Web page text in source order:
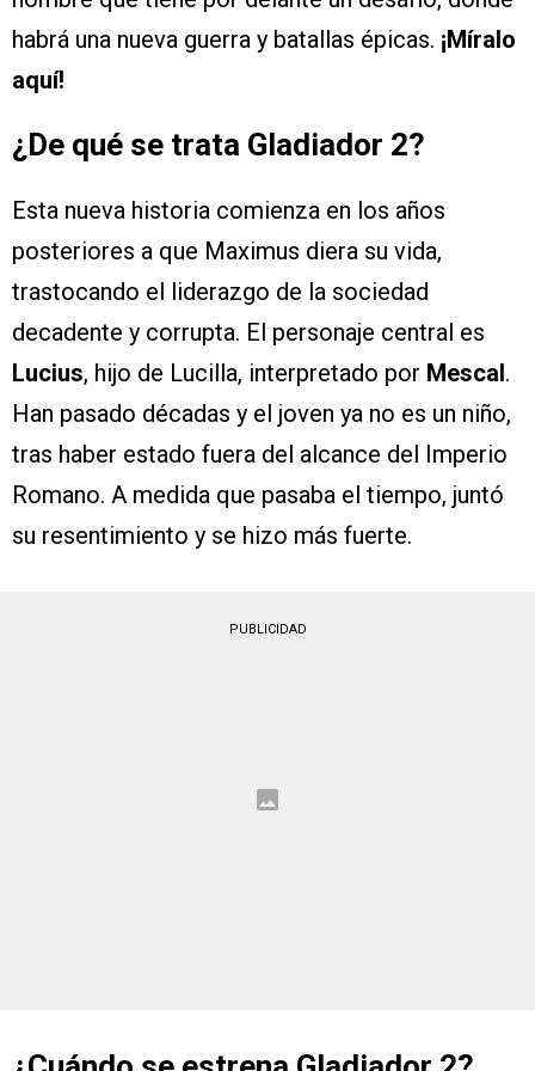
habrá una nueva guerra y batallas épicas. ¡Míralo
aquí!
¿De qué se trata Gladiador 2?
Esta nueva historia comienza en los años
posteriores a que Maximus diera su vida,
trastocando el liderazgo de la sociedad
decadente y corrupta. El personaje central es
Lucius, hijo de Lucilla, interpretado por Mescal.
Han pasado décadas y el joven ya no es un niño,
tras haber estado fuera del alcance del Imperio
Romano. A medida que pasaba el tiempo, juntó
su resentimiento y se hizo más fuerte.
PUBLICIDAD